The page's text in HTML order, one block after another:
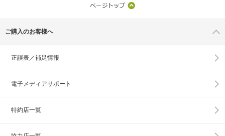
ご購入のお客様へ
正誤表／補足情報
電子メディアサポート
特約店一覧